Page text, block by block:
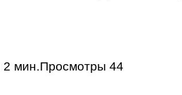
2 мин.Просмотры 44